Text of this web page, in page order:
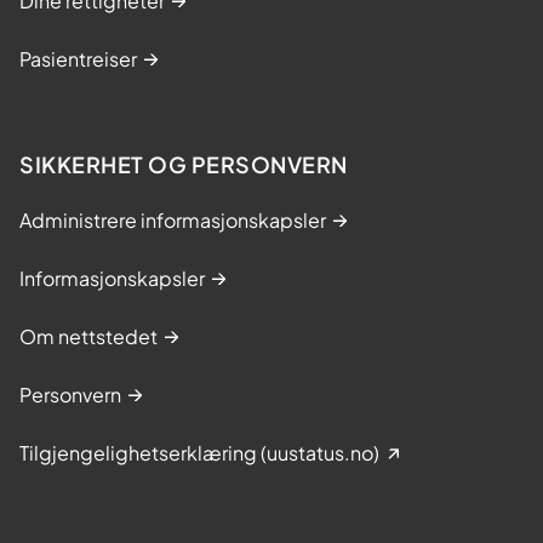
Pasientreiser
SIKKERHET OG PERSONVERN
Administrere informasjonskapsler
Informasjonskapsler
Om nettstedet
Personvern
Tilgjengelighetserklæring (uustatus.no)